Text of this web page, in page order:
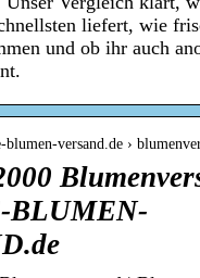
liefert, wie
und ob ihr auch
versand.de ›
BLUMEN-